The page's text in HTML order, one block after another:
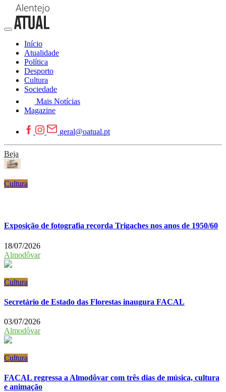
Início
Atualidade
Política
Desporto
Cultura
Sociedade
Mais Notícias
Magazine
geral@oatual.pt
Beja
Cultura
Exposição de fotografia recorda Trigaches nos anos de 1950/60
18/07/2026
Almodôvar
Cultura
Secretário de Estado das Florestas inaugura FACAL
03/07/2026
Almodôvar
Cultura
FACAL regressa a Almodôvar com três dias de música, cultura
e animação